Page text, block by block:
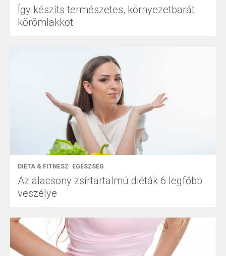
Így készíts természetes, környezetbarát
körömlakkot
DIÉTA & FITNESZ EGÉSZSÉG
Az alacsony zsírtartalmú diéták 6 legfőbb
veszélye